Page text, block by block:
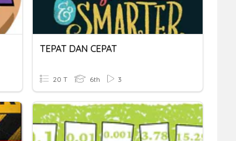
TEPAT DAN CEPAT
20 T 6th 3